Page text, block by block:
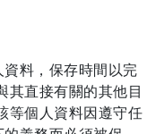
料，保存時間以完
其直接有關的其他目
等個人資料因遵守任